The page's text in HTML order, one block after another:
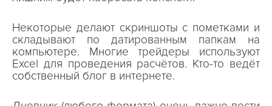
Некоторые делают скриншоты с пометками и
складывают по датированным папкам на
компьютере. Многие трейдеры используют
Excel для проведения расчётов. Кто-то ведёт
собственный блог в интернете.